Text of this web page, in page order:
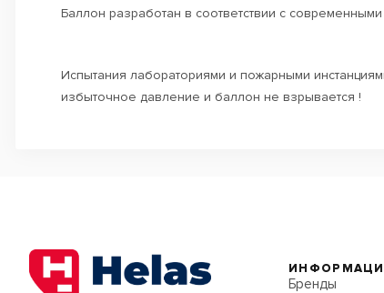
Баллон разработан в соответствии с
Испытания лабораториями и пожарными
избыточное давление и баллон не взрывается !
Бренды